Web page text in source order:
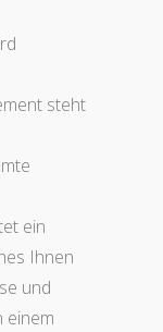
steht
ein
Ihnen
und
einem